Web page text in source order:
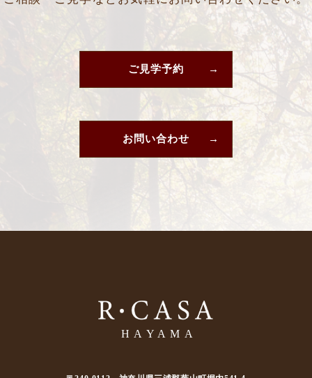
ご見学予約
お問い合わせ